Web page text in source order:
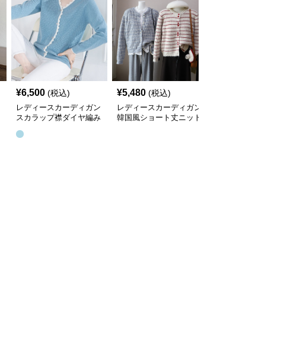
¥6,500 (税込)
レディースカーディガン
スカラップ襟ダイヤ編み
¥5,480 (税込)
レディースカーディガン
韓国風ショート丈ニット